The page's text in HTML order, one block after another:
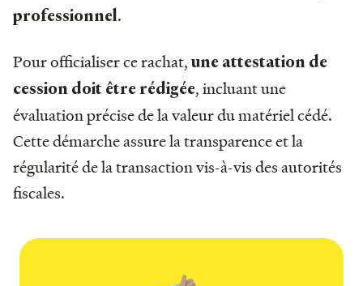
professionnel .
Pour officialiser ce rachat, une attestation de
cession doit être rédigée, incluant une
évaluation précise de la valeur du matériel cédé.
Cette démarche assure la transparence et la
régularité de la transaction vis-à-vis des autorités
fiscales.